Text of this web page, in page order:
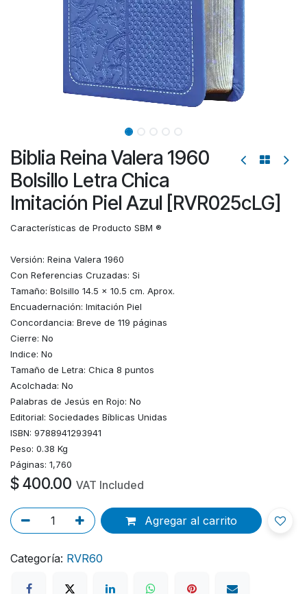
Biblia Reina Valera 1960
Bolsillo Letra Chica
Imitación Piel Azul [RVR025cLG]
Características de Producto SBM ®
Versión: Reina Valera 1960
Con Referencias Cruzadas: Si
Tamaño: Bolsillo 14.5 x 10.5 cm. Aprox.
Encuadernación: Imitación Piel
Concordancia: Breve de 119 páginas
Cierre: No
Indice: No
Tamaño de Letra: Chica 8 puntos
Acolchada: No
Palabras de Jesús en Rojo: No
Editorial: Sociedades Bíblicas Unidas
ISBN: 9788941293941
Peso: 0.38 Kg
Páginas: 1,760
$400.00 VAT Included
Agregar al carrito
Categoría: RVR60